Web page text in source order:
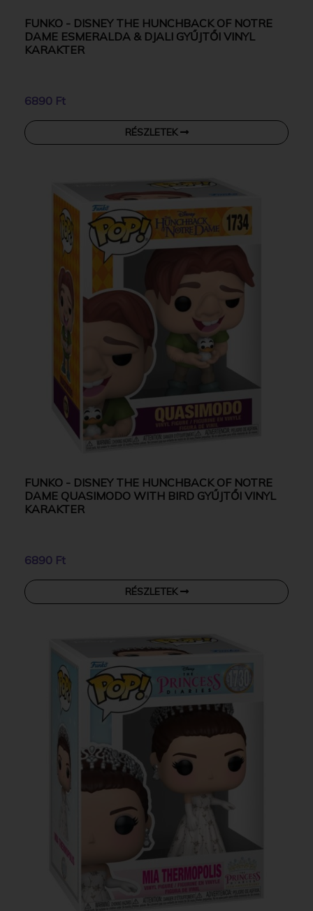
FUNKO - DISNEY THE HUNCHBACK OF NOTRE
DAME ESMERALDA & DJALI GYŰJTŐI VINYL
KARAKTER
6890 Ft
RÉSZLETEK
FUNKO - DISNEY THE HUNCHBACK OF NOTRE
DAME QUASIMODO WITH BIRD GYŰJTŐI VINYL
KARAKTER
6890 Ft
RÉSZLETEK